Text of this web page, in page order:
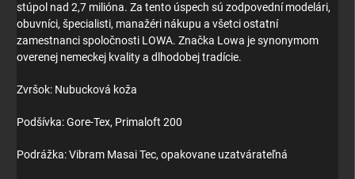
stúpol nad 2,7 milióna. Za tento úspech sú zodpovední modelári,
obuvníci, špecialisti, manažéri nákupu a všetci ostatní
zamestnanci spoločnosti LOWA. Značka Lowa je synonymom
overenej nemeckej kvality a dlhodobej tradície.
Zvršok: Nubucková koža
Podšívka: Gore-Tex, Primaloft 200
Podrážka: Vibram Masai Tec, opakovane uzatvárateľná